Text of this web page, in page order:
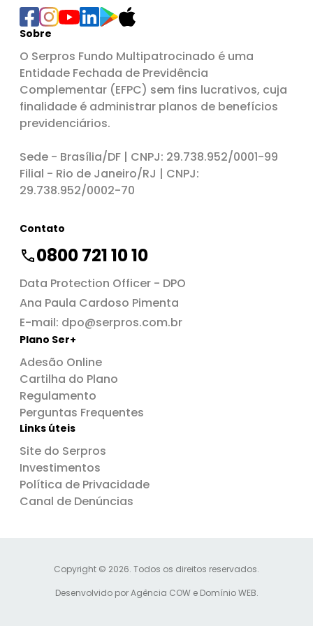
Sobre
O Serpros Fundo Multipatrocinado é uma
Entidade Fechada de Previdência
Complementar (EFPC) sem fins lucrativos, cuja
finalidade é administrar planos de benefícios
previdenciários.
Sede - Brasília/DF | CNPJ: 29.738.952/0001-99
Filial - Rio de Janeiro/RJ | CNPJ:
29.738.952/0002-70
Contato
0800 721 10 10
Data Protection Officer - DPO
Ana Paula Cardoso Pimenta
E-mail: dpo@serpros.com.br
Plano Ser+
Adesão Online
Cartilha do Plano
Regulamento
Perguntas Frequentes
Links úteis
Site do Serpros
Investimentos
Política de Privacidade
Canal de Denúncias
Copyright © 2026. Todos os direitos reservados.
Desenvolvido porAgência COWe Domínio WEB.